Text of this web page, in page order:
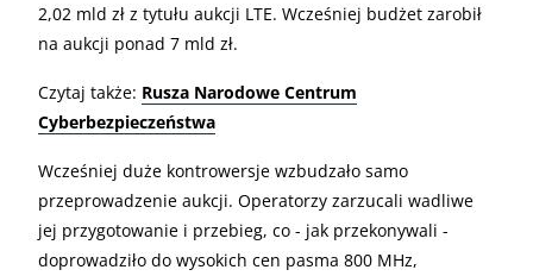
2,02 mld zł z tytułu aukcji LTE. Wcześniej budżet zarobił
na aukcji ponad 7 mld zł.
Czytaj także: Rusza Narodowe Centrum
Cyberbezpieczeństwa
Wcześniej duże kontrowersje wzbudzało samo
przeprowadzenie aukcji. Operatorzy zarzucali wadliwe
jej przygotowanie i przebieg, co - jak przekonywali -
doprowadziło do wysokich cen pasma 800 MHz,